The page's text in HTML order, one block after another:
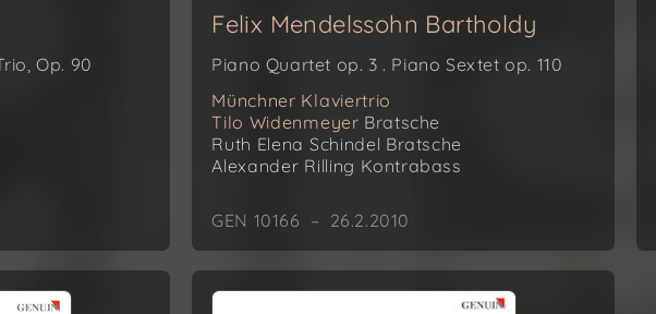
Op. 90
Felix Mendelssohn Bartholdy
Piano Quartet op. 3 . Piano Sextet op. 110
Münchner Klaviertrio
Tilo Widenmeyer Bratsche
Ruth Elena Schindel Bratsche
Alexander Rilling Kontrabass
GEN 10166 – 26.2.2010